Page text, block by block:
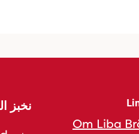
Om Liba
نخبز